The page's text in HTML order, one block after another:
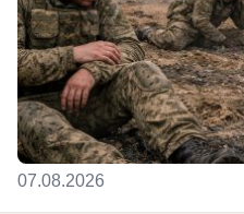
07.08.2026